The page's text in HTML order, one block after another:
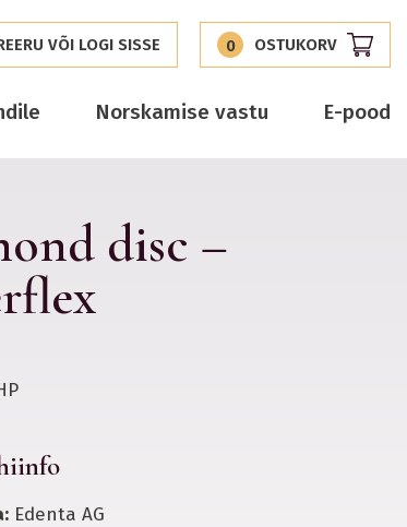
VÕI LOGI SISSE 0 OSTUKORV
Norskamise vastu E-pood
disc –
Edenta AG